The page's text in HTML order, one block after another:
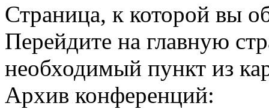
Страница, к которой вы
Перейдите на главную
необходимый пункт из
Архив конференций: